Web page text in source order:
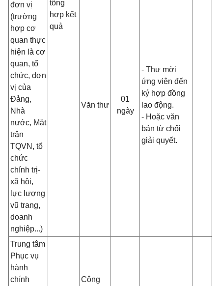
tổng
hợp kết
quả
đơn vị
(trường
hợp cơ
quan thực
hiện là cơ
quan, tổ
chức, đơn
vị của
Đảng,
Nhà
nước, Mặt
trận
TQVN, tổ
chức
chính trị-
xã hội,
lực lượng
vũ trang,
doanh
nghiệp...)
Văn thư
01
ngày
- Thư mời
ứng viên đến
ký hợp đồng
lao động.
- Hoặc văn
bản từ chối
giải quyết.
Trung tâm
Phục vụ
hành
chính
Công